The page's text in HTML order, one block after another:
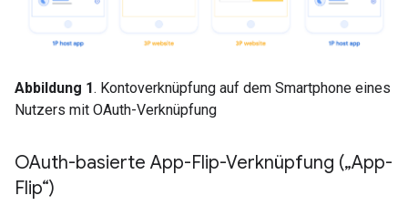
Abbildung 1. Kontoverknüpfung auf dem Smartphone eines
Nutzers mit OAuth-Verknüpfung
OAuth-basierte App-Flip-Verknüpfung („App-
Flip“)